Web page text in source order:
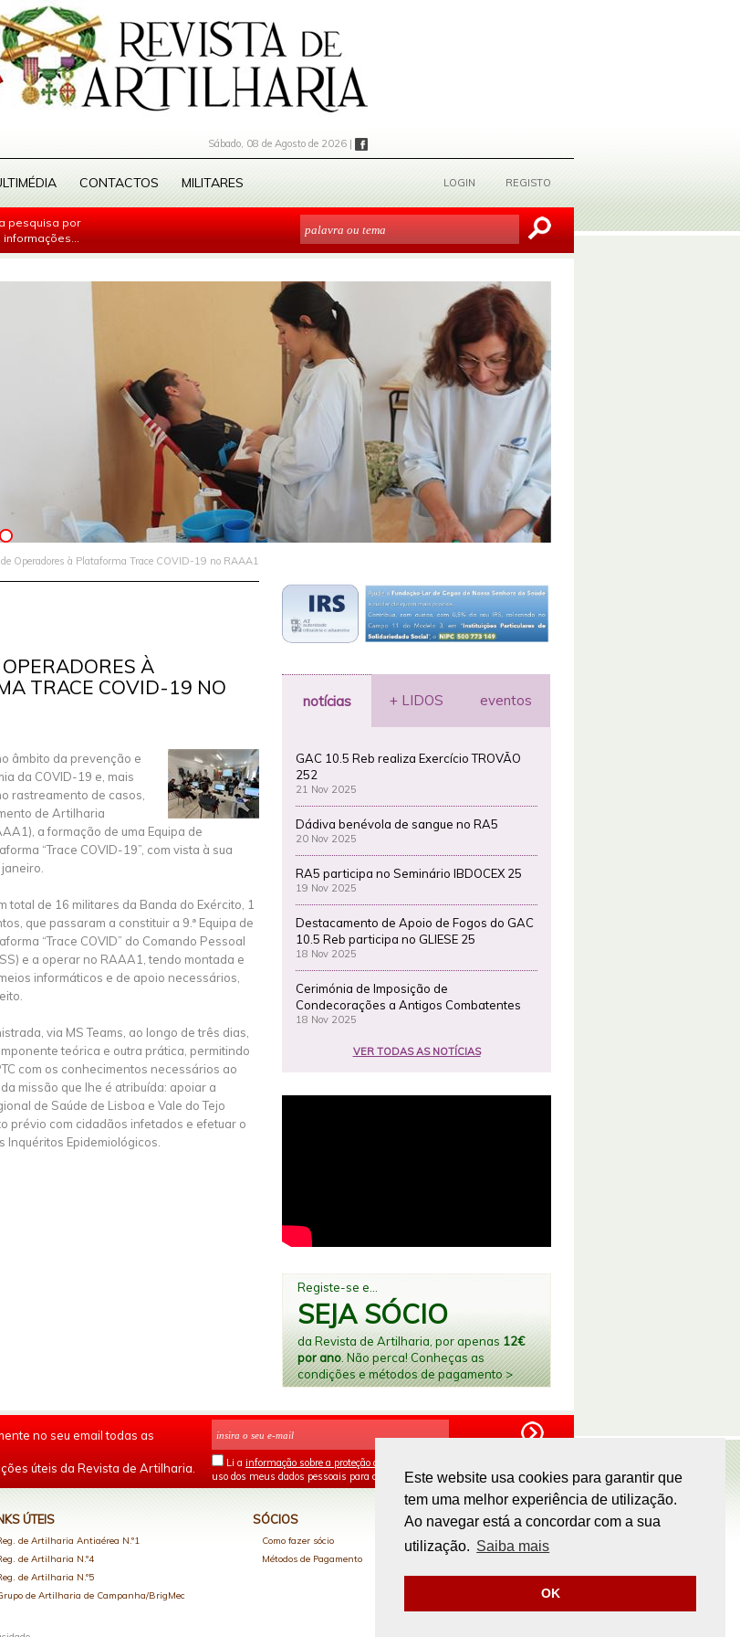
Este website usa cookies para garantir que
tem uma melhor experiência de utilização.
Ao navegar está a concordar com a sua
utilização. Saiba mais
OK
Sábado, 08 de Agosto de 2026 |
CONTACTOS MILITARES LOGIN REGISTO
pesquisa por
Operadores à Plataforma Trace COVID-19 no RAAA1
À
TRACE COVID-19 NO
âmbito da prevenção e
da COVID-19 e, mais
rastreamento de casos,
de Artilharia
a formação de uma Equipa de
“Trace COVID-19”, com vista à sua
total de 16 militares da Banda do Exército, 1
que passaram a constituir a 9.ª Equipa de
“Trace COVID” do Comando Pessoal
e a operar no RAAA1, tendo montada e
informáticos e de apoio necessários,
via MS Teams, ao longo de três dias,
teórica e outra prática, permitindo
com os conhecimentos necessários ao
missão que lhe é atribuída: apoiar a
de Saúde de Lisboa e Vale do Tejo
prévio com cidadãos infetados e efetuar o
Inquéritos Epidemiológicos.
notícias + LIDOS eventos
GAC 10.5 Reb realiza Exercício TROVÃO
252
21 Nov 2025
Dádiva benévola de sangue no RA5
20 Nov 2025
RA5 participa no Seminário IBDOCEX 25
19 Nov 2025
Destacamento de Apoio de Fogos do GAC
10.5 Reb participa no GLIESE 25
18 Nov 2025
Cerimónia de Imposição de
Condecorações a Antigos Combatentes
18 Nov 2025
VER TODAS AS NOTÍCIAS
Registe-se e...
SEJA SÓCIO
da Revista de Artilharia, por apenas 12€
por ano. Não perca! Conheças as
condições e métodos de pagamento >
no seu email todas as
úteis da Revista de Artilharia.
Li a informação sobre a proteção de dados
uso dos meus dados pessoais para os fins mencionados.
ÚTEIS
de Artilharia Antiaérea N.º1
de Artilharia N.º4
de Artilharia N.º5
de Artilharia de Campanha/BrigMec
SÓCIOS
Como fazer sócio
Métodos de Pagamento
PAGAMENTOS ONLINE